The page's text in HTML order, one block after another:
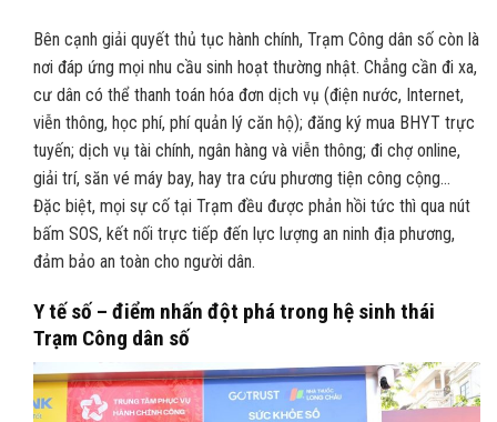
Bên cạnh giải quyết thủ tục hành chính, Trạm Công dân số còn là
nơi đáp ứng mọi nhu cầu sinh hoạt thường nhật. Chẳng cần đi xa,
cư dân có thể thanh toán hóa đơn dịch vụ (điện nước, Internet,
viễn thông, học phí, phí quản lý căn hộ); đăng ký mua BHYT trực
tuyến; dịch vụ tài chính, ngân hàng và viễn thông; đi chợ online,
giải trí, săn vé máy bay, hay tra cứu phương tiện công cộng…
Đặc biệt, mọi sự cố tại Trạm đều được phản hồi tức thì qua nút
bấm SOS, kết nối trực tiếp đến lực lượng an ninh địa phương,
đảm bảo an toàn cho người dân.
Y tế số – điểm nhấn đột phá trong hệ sinh thái
Trạm Công dân số